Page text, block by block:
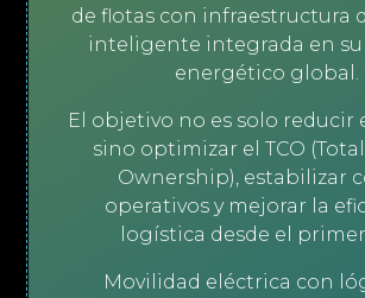
de flotas con infraestructura
inteligente integrada en su
energético global.
El objetivo no es solo reducir
sino optimizar el TCO
Ownership), estabilizar
operativos y mejorar la
logística desde el
Movilidad eléctrica con